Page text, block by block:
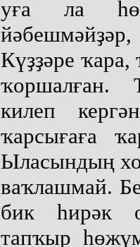
уға ла
Күҙҙәре
ҡоршалған.
килеп
ҡарсығаға
Ыласындың
ваҡлашмай.
бик һирәк
тапҡыр